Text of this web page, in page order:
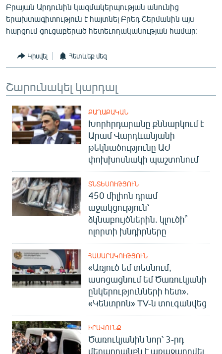
Բրայան Արդունին կազմակերպության անունից
երախտագիտություն է հայտնել Բրեդ Շերմանին այս
հարցում ցուցաբերած հետեւողականության համար:
Կիսվել Հետևեք մեզ
Շարունակել կարդալ
ՔԱՂԱՔԱԿԱՆ
Խորհրդարանը քննարկում է
Արամ Վարդևանյանի
թեկնածությունը ԱԺ
փոխխոսնակի պաշտոնում
ՏՆՏԵՍՈՒԹՅՈՒՆ
450 միլիոն դրամ
աջակցություն՝
ձկնաբույծներին. կլուծի՞
ոլորտի խնդիրները
ՀԱՍԱՐԱԿՈՒԹՅՈՒՆ
«Առյուծ եմ տեսնում,
ասոցացնում եմ Ծառուկյանի
ընկերությունների հետ».
«Կենտրոն» TV-ն տուգանվեց
ԻՐԱՎՈՒՆՔ
Ծառուկյանին նոր՝ 3-րդ
մեղադրանքն է առաջադրվել